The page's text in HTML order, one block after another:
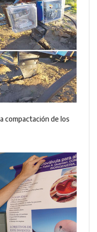
compactación de los